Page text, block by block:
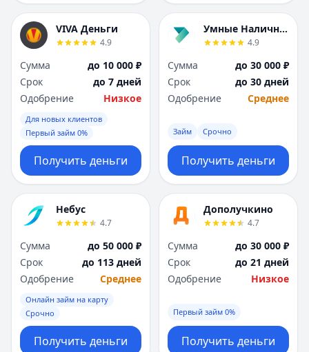
VIVA Деньги
4.9
Сумма
до 10 000 ₽
Срок
до 7 дней
Одобрение
Низкое
Для новых клиентов
Первый займ 0%
Получить деньги
Умные Наличные
4.9
Сумма
до 30 000 ₽
Срок
до 30 дней
Одобрение
Среднее
Займ Срочно
Получить деньги
Небус
4.7
Сумма
до 50 000 ₽
Срок
до 113 дней
Одобрение
Среднее
Онлайн займ на карту
Срочно
Получить деньги
Дополучкино
4.7
Сумма
до 30 000 ₽
Срок
до 21 дней
Одобрение
Низкое
Первый займ 0%
Получить деньги